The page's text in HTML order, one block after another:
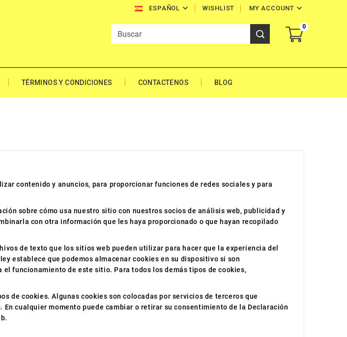
ESPAÑOL  MY ACCOUNT 
WISHLIST
0
TÉRMINOS Y CONDICIONES CONTACTENOS BLOG
contenido y anuncios, para proporcionar funciones de redes sociales y para
sobre cómo usa nuestro sitio con nuestros socios de análisis web, publicidad y
con otra información que les haya proporcionado o que hayan recopilado
de texto que los sitios web pueden utilizar para hacer que la experiencia del
establece que podemos almacenar cookies en su dispositivo si son
el funcionamiento de este sitio. Para todos los demás tipos de cookies,
de cookies.Algunas cookies son colocadas por servicios de terceros que
En cualquier momento puede cambiar o retirar su consentimiento de la Declaración